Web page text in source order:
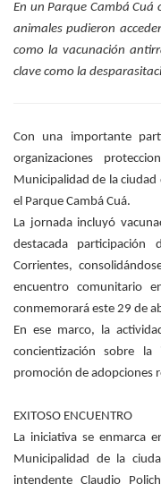
En un Parque Cambá
animales pudieron
como la vacunación
clave como la
Con una importante
organizaciones
Municipalidad de la ciudad
el Parque Cambá Cuá.
La jornada incluyó
destacada
Corrientes,
encuentro comunitario
conmemorará este 29 de
En ese marco, la
concientización sobre
promoción de adopciones
EXITOSO ENCUENTRO
La iniciativa se enmarca
Municipalidad de la
intendente Claudio